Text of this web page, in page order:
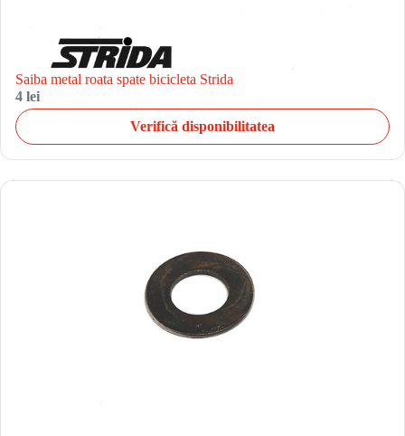
Saiba metal roata spate bicicleta Strida
4 lei
Verifică disponibilitatea